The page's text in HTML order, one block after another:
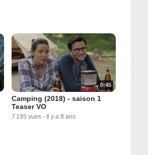
0:45
Camping (2018) - saison 1
Teaser VO
7 195 vues - Il y a 8 ans